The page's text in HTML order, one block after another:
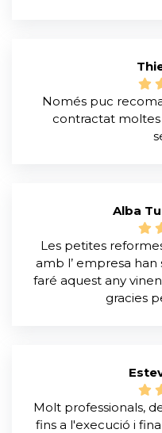
Només puc
contractat moltes
Alba
Les petites
amb l’ empresa han
faré aquest any
gracies
Molt professionals,
fins a l'execució i